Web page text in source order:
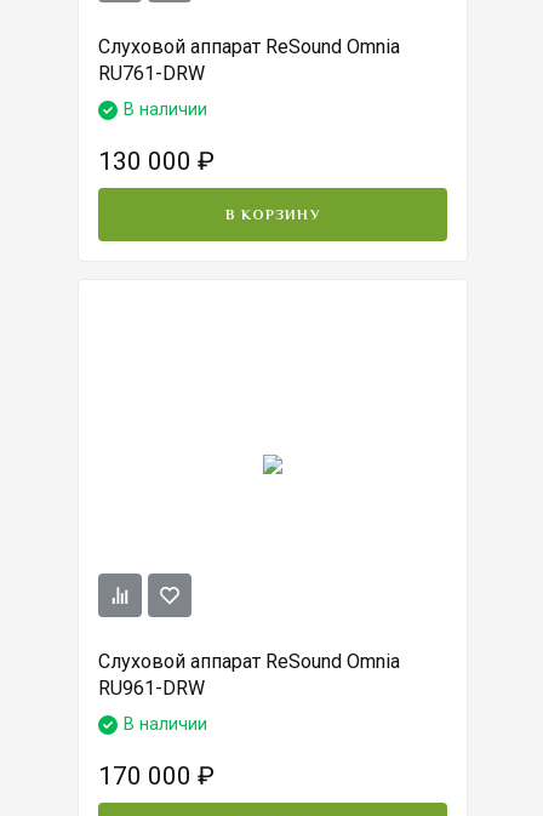
Слуховой аппарат ReSound Omnia
RU761-DRW
В наличии
130 000 ₽
В КОРЗИНУ
Слуховой аппарат ReSound Omnia
RU961-DRW
В наличии
170 000 ₽